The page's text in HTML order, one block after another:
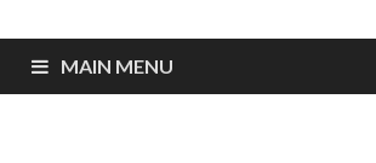
MAIN MENU